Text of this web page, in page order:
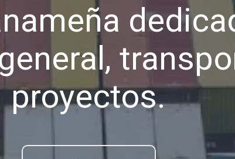
proyectos.